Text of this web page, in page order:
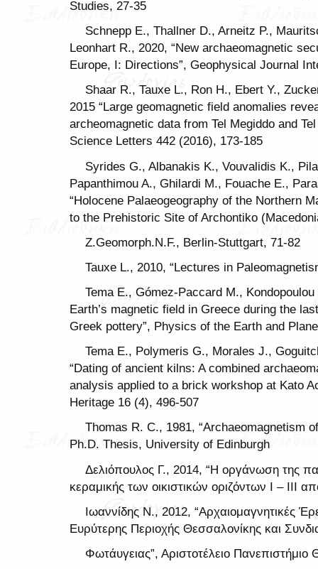
Studies, 27-35
Schnepp E., Thallner D., Arneitz P.,
Leonhart R., 2020, “New archaeomagnetic
Europe, I: Directions”, Geophysical Journal
Shaar R., Tauxe L., Ron H., Ebert Y.,
2015 “Large geomagnetic field anomalies
archeomagnetic data from Tel Megiddo and
Science Letters 442 (2016), 173-185
Syrides G., Albanakis K., Vouvalidis K.,
Papanthimou A., Ghilardi M., Fouache E.,
“Holocene Palaeogeography of the Northern
to the Prehistoric Site of Archontiko
Z.Geomorph.N.F., Berlin-Stuttgart, 71-82
Tauxe L., 2010, “Lectures in
Tema E., Gómez-Paccard M.,
Earth’s magnetic field in Greece during the
Greek pottery”, Physics of the Earth and
Tema E., Polymeris G., Morales J.,
“Dating of ancient kilns: A combined
analysis applied to a brick workshop at Kato
Heritage 16 (4), 496-507
Thomas R. C., 1981, “Archaeomagnetism
Ph.D. Thesis, University of Edinburgh
Δελιόπουλος Γ., 2014, “Η οργάνωση της
κεραμικής των οικιστικών οριζόντων Ι – ΙΙΙ
Ιωαννίδης Ν., 2012, “Αρχαιομαγνητικές
Ευρύτερης Περιοχής Θεσσαλονίκης και
Φωτάυγειας”, Αριστοτέλειο